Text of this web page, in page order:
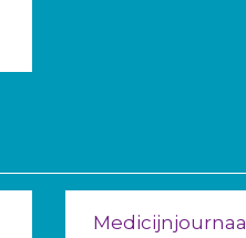
Medicijnjournaal